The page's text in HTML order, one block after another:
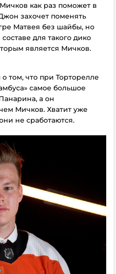
как раз поможет в
захочет поменять
Матвея без шайбы, но
для такого дико
является Мичков.
том, что при Торторелле
самое большое
а он
Мичков. Хватит уже
не сработаются.